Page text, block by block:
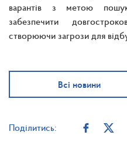
варантів з метою
забезпечити
створюючи загрози для
Всі новини
Поділитись: